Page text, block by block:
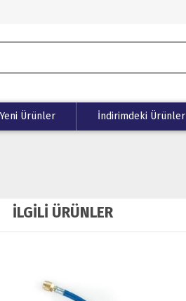
Yeni Ürünler İndirimdeki Ürünler
İLGİLİ ÜRÜNLER